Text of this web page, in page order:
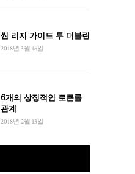
씬 리지 가이드 투 더블린
2018년 3월 16일
6개의 상징적인 로큰롤
관계
2018년 2월 13일